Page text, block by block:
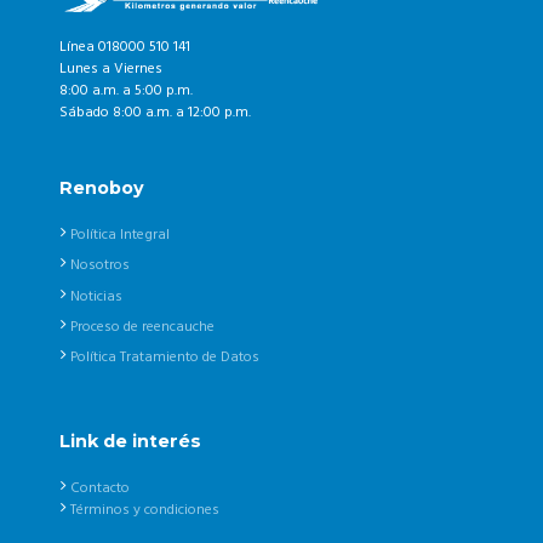
Línea 018000 510 141
Lunes a Viernes
8:00 a.m. a 5:00 p.m.
Sábado 8:00 a.m. a 12:00 p.m.
Renoboy
Política Integral
Nosotros
Noticias
Proceso de reencauche
Política Tratamiento de Datos
Link de interés
Contacto
Términos y condiciones